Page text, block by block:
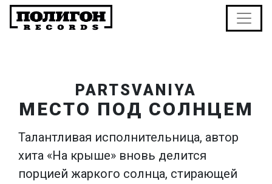
PARTSVANIYA
МЕСТО ПОД СОЛНЦЕМ
Талантливая исполнительница, автор
хита «На крыше» вновь делится
порцией жаркого солнца, стирающей